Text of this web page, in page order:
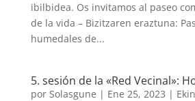
ibilbidea. Os invitamos al paseo
de la vida – Bizitzaren eraztuna:
humedales de...
5. sesión de la «Red Vecinal»:
por Solasgune | Ene 25, 2023 | Ekin